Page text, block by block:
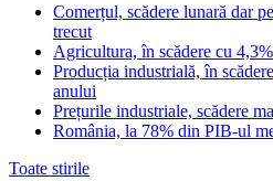
Comerțul, scădere lunară dar
trecut
Agricultura, în scădere cu
Producția industrială, în
anului
Prețurile industriale, scădere
România, la 78% din PIB-ul
Toate stirile